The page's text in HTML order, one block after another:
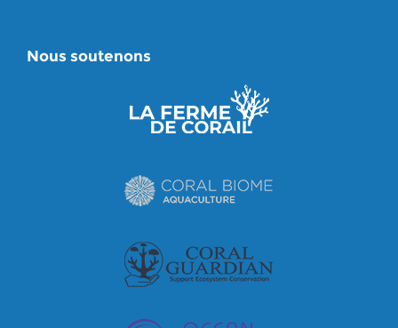
Nous soutenons